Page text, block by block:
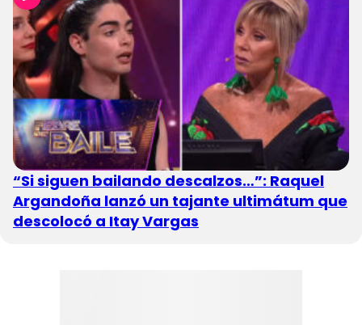
“Si siguen bailando descalzos…”: Raquel
Argandoña lanzó un tajante ultimátum que
descolocó a Itay Vargas